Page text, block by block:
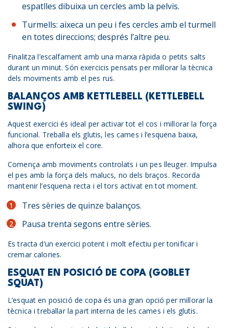
espatlles dibuixa un cercles amb la pelvis.
Turmells: aixeca un peu i fes cercles amb el turmell
en totes direccions; després l’altre peu.
Finalitza l’escalfament amb una marxa ràpida o petits salts
durant un minut. Són exercicis pensats per millorar la tècnica
dels moviments amb el pes rus.
BALANÇOS AMB KETTLEBELL (KETTLEBELL
SWING)
Aquest exercici és ideal per activar tot el cos i millorar la força
funcional. Treballa els glutis, les cames i l’esquena baixa,
alhora que enforteix el core.
Comença amb moviments controlats i un pes lleuger. Impulsa
el pes amb la força dels malucs, no dels braços. Recorda
mantenir l’esquena recta i el tors activat en tot moment.
Tres sèries de quinze balanços.
Pausa trenta segons entre sèries.
Es tracta d’un exercici potent i molt efectiu per tonificar i
cremar calories.
ESQUAT EN POSICIÓ DE COPA (GOBLET
SQUAT)
L’esquat en posició de copa és una gran opció per millorar la
tècnica i treballar la part interna de les cames i els glutis.